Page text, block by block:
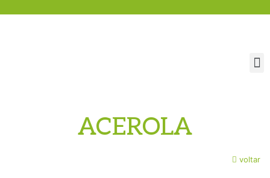
ACEROLA
voltar